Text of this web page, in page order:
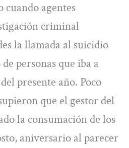
cuando agentes
criminal
la llamada al suicidio
personas que iba a
presente año. Poco
que el gestor del
la consumación de los
aniversario al parecer